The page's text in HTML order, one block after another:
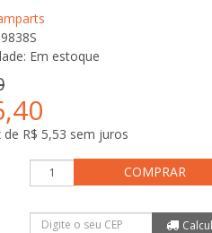
Em estoque
R$ 5,53 sem juros
COMPRAR